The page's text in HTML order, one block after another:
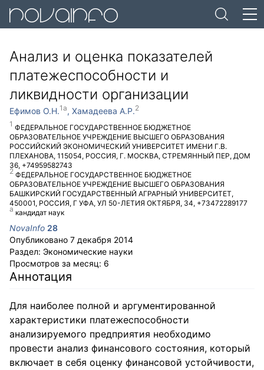
Анализ и оценка показателей
платежеспособности и
ликвидности организации
Ефимов О.Н.
ФЕДЕРАЛЬНОЕ ГОСУДАРСТВЕННОЕ БЮДЖЕТНОЕ
ОБРАЗОВАТЕЛЬНОЕ УЧРЕЖДЕНИЕ ВЫСШЕГО ОБРАЗОВАНИЯ
РОССИЙСКИЙ ЭКОНОМИЧЕСКИЙ УНИВЕРСИТЕТ ИМЕНИ Г.В.
ПЛЕХАНОВА, 115054, РОССИЯ, Г. МОСКВА, СТРЕМЯННЫЙ ПЕР, ДОМ
36, +74959582743
кандидат наук
Хамадеева А.Р.
ФЕДЕРАЛЬНОЕ ГОСУДАРСТВЕННОЕ БЮДЖЕТНОЕ
ОБРАЗОВАТЕЛЬНОЕ УЧРЕЖДЕНИЕ ВЫСШЕГО ОБРАЗОВАНИЯ
БАШКИРСКИЙ ГОСУДАРСТВЕННЫЙ АГРАРНЫЙ УНИВЕРСИТЕТ,
450001, РОССИЯ, Г УФА, УЛ 50-ЛЕТИЯ ОКТЯБРЯ, 34, +73472289177
NovaInfo 28
Опубликовано 7 декабря 2014
Раздел: Экономические науки
Просмотров за месяц: 6
Аннотация
Для наиболее полной и аргументированной
характеристики платежеспособности
анализируемого предприятия необходимо
провести анализ финансового состояния, который
включает в себя оценку финансовой устойчивости,